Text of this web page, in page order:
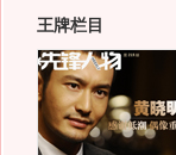
王牌栏目